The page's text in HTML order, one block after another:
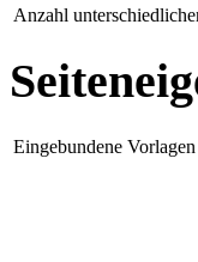
Anzahl
Eingebundene